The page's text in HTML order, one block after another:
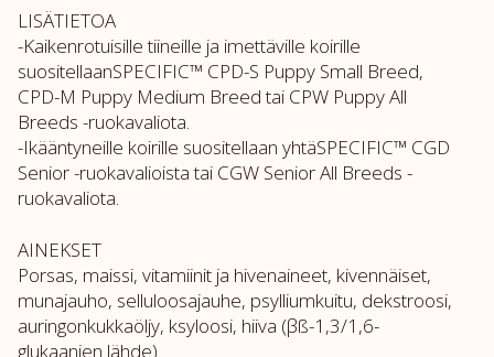
LISÄTIETOA
-Kaikenrotuisille tiineille ja imettäville koirille
suositellaanSPECIFIC™ CPD-S Puppy Small Breed,
CPD-M Puppy Medium Breed tai CPW Puppy All
Breeds -ruokavaliota.
-Ikääntyneille koirille suositellaan yhtäSPECIFIC™ CGD
Senior -ruokavalioista tai CGW Senior All Breeds -
ruokavaliota.
AINEKSET
Porsas, maissi, vitamiinit ja hivenaineet, kivennäiset,
munajauho, selluloosajauhe, psylliumkuitu, dekstroosi,
auringonkukkaöljy, ksyloosi, hiiva (βß-1,3/1,6-
glukaanien lähde).